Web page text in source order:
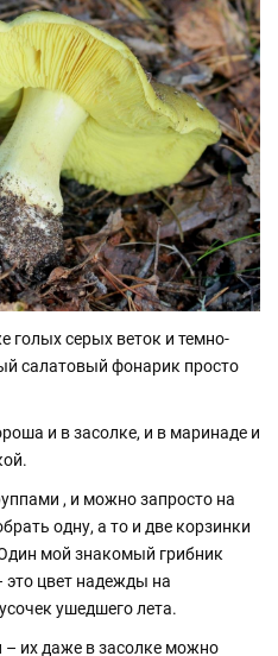
голых серых веток и темно-
салатовый фонарик просто
и в засолке, и в маринаде и
, и можно запросто на
одну, а то и две корзинки
мой знакомый грибник
это цвет надежды на
ушедшего лета.
– их даже в засолке можно